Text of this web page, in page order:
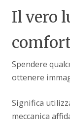
Il vero
Spendere
ottenere
Significa
meccanica